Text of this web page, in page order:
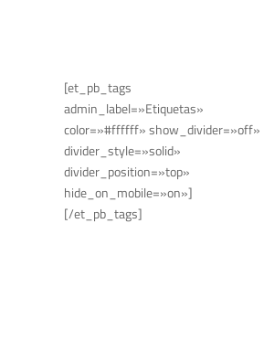
[et_pb_tags
admin_label=»Etiquetas»
color=»#ffffff» show_divider=»off»
divider_style=»solid»
divider_position=»top»
hide_on_mobile=»on»]
[/et_pb_tags]